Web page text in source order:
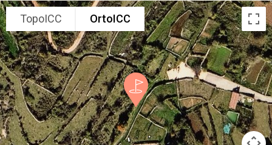
TopoICC OrtoICC